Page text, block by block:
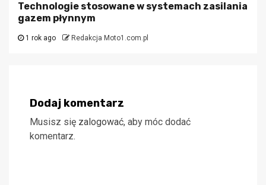
Technologie stosowane w systemach zasilania
gazem płynnym
1 rok ago Redakcja Moto1.com.pl
Dodaj komentarz
Musisz się zalogować, aby móc dodać
komentarz.